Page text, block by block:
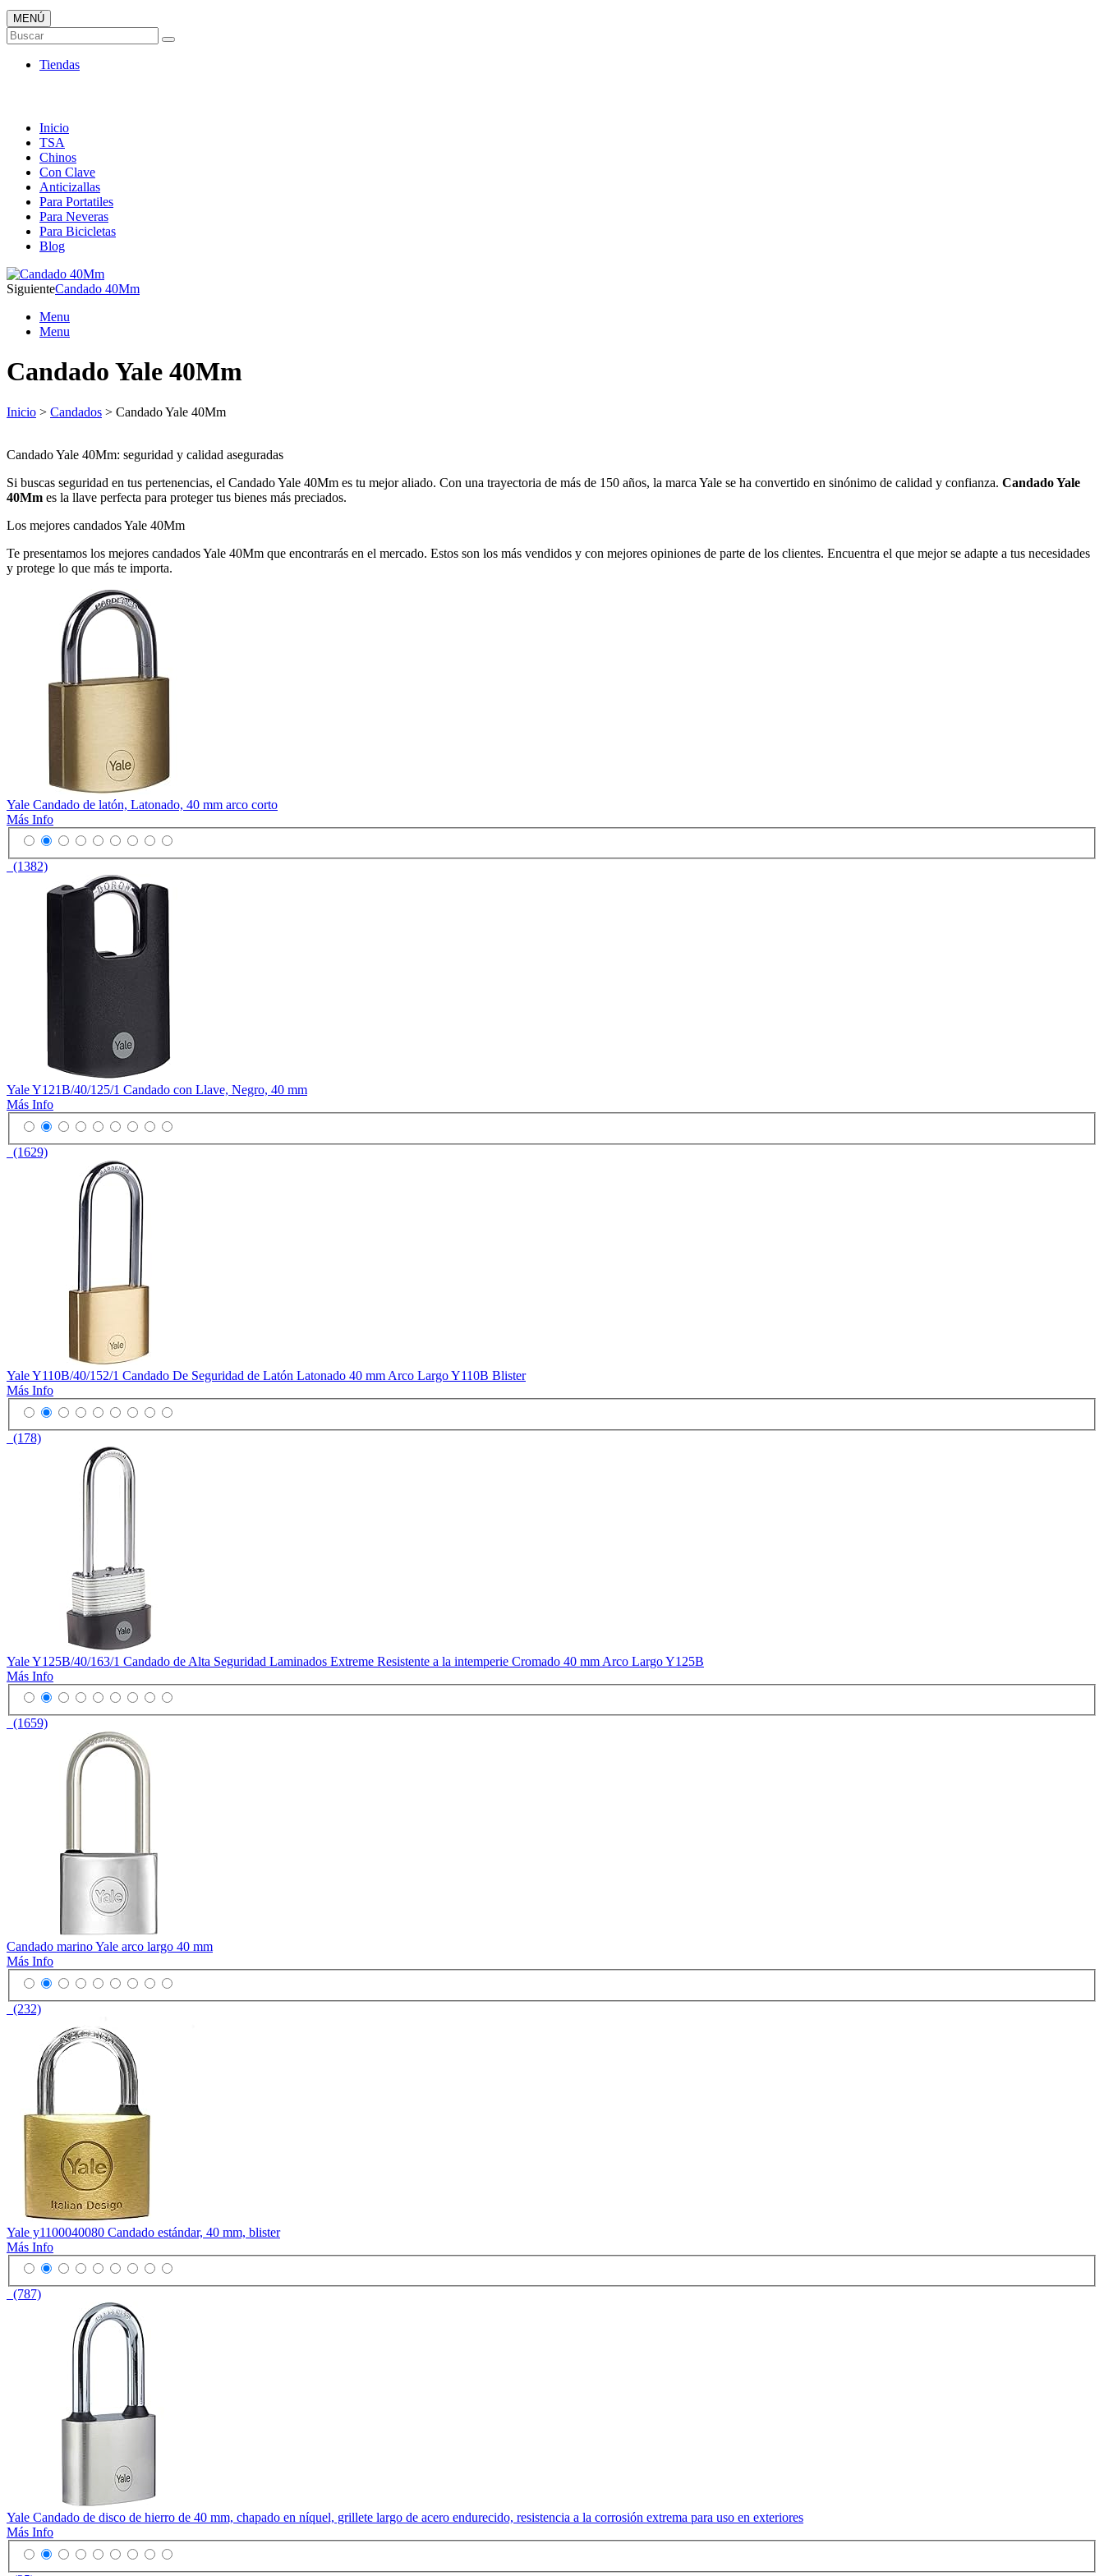
Candados ONLINE
Envió 24/7!!!
MENÚ
Buscar
Tiendas
Inicio
TSA
Chinos
Con Clave
Anticizallas
Para Portatiles
Para Neveras
Para Bicicletas
Blog
SiguienteCandado 40Mm
Menu
Menu
Candado Yale 40Mm
Inicio > Candados > Candado Yale 40Mm
Candado Yale 40Mm: seguridad y calidad aseguradas
Si buscas seguridad en tus pertenencias, el Candado Yale 40Mm es tu mejor aliado. Con una trayectoria de más de 150 años, la marca Yale se ha convertido en sinónimo de calidad y confianza. Candado Yale
40Mm es la llave perfecta para proteger tus bienes más preciados.
Los mejores candados Yale 40Mm
Te presentamos los mejores candados Yale 40Mm que encontrarás en el mercado. Estos son los más vendidos y con mejores opiniones de parte de los clientes. Encuentra el que mejor se adapte a tus necesidades
y protege lo que más te importa.
Yale Candado de latón, Latonado, 40 mm arco corto
Más Info
(1382)
Yale Y121B/40/125/1 Candado con Llave, Negro, 40 mm
Más Info
(1629)
Yale Y110B/40/152/1 Candado De Seguridad de Latón Latonado 40 mm Arco Largo Y110B Blister
Más Info
(178)
Yale Y125B/40/163/1 Candado de Alta Seguridad Laminados Extreme Resistente a la intemperie Cromado 40 mm Arco Largo Y125B
Más Info
(1659)
Candado marino Yale arco largo 40 mm
Más Info
(232)
Yale y1100040080 Candado estándar, 40 mm, blister
Más Info
(787)
Yale Candado de disco de hierro de 40 mm, chapado en níquel, grillete largo de acero endurecido, resistencia a la corrosión extrema para uso en exteriores
Más Info